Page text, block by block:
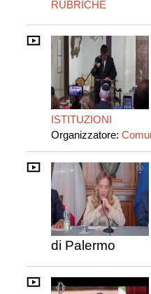
RUBRICHE
ISTITUZIONI
Organizzatore:
di Palermo